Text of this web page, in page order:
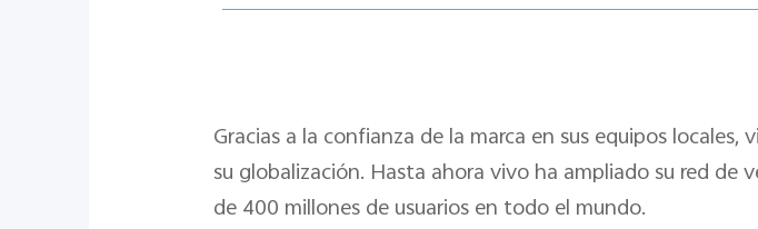
Gracias a la confianza de la marca en sus equipos
su globalización. Hasta ahora vivo ha ampliado su red de
de 400 millones de usuarios en todo el mundo.